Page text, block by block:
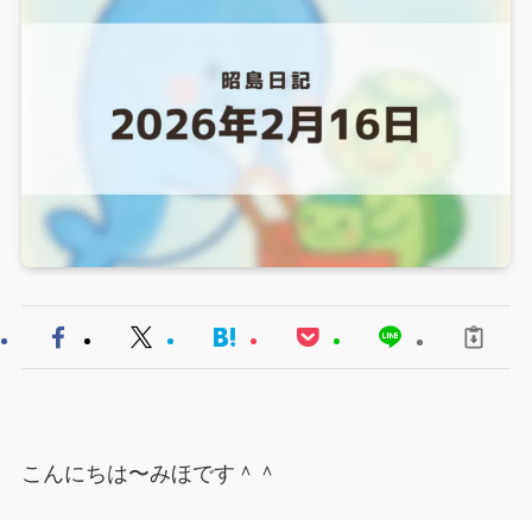
こんにちは〜みほです＾＾